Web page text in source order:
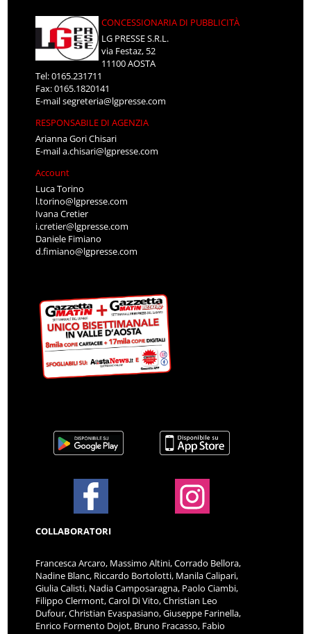
CONCESSIONARIA DI PUBBLICITÀ
LG PRESSE S.R.L.
via Festaz, 52
11100 AOSTA
Tel: 0165.231711
Fax: 0165.1820141
E-mailsegreteria@lgpresse.com
RESPONSABILE DI AGENZIA
Arianna Gori Chisari
E-maila.chisari@lgpresse.com
Account
Luca Torino
l.torino@lgpresse.com
Ivana Cretier
i.cretier@lgpresse.com
Daniele Fimiano
d.fimiano@lgpresse.com
COLLABORATORI
Francesca Arcaro, Massimo Altini, Corrado Bellora,
Nadine Blanc, Riccardo Bortolotti, Manila Calipari,
Giulia Calisti, Nadia Camposaragna, Paolo Ciambi,
Filippo Clermont, Carol Di Vito, Christian Leo
Dufour, Christian Evaspasiano, Giuseppe Farinella,
Enrico Formento Dojot, Bruno Fracasso, Fabio